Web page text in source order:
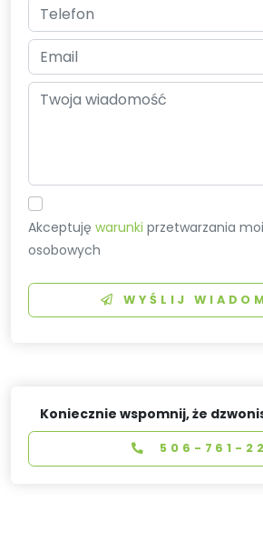
Akceptujęwarunki przetwarzania
osobowych
WYŚLIJ
Koniecznie wspomnij, że
506-761-